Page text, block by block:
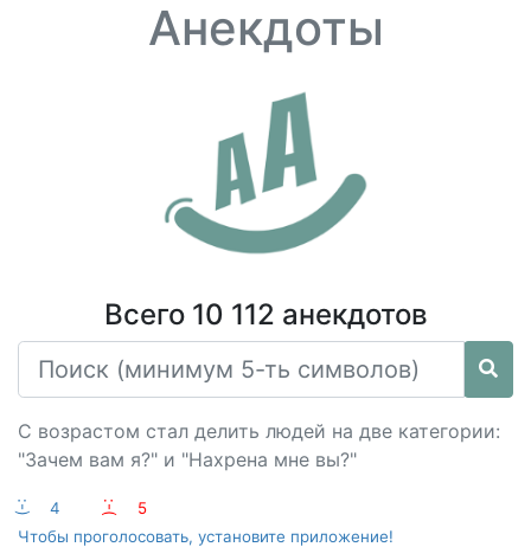
Анекдоты
Всего 10 112 анекдотов
С возрастом стал делить людей на две категории:
"Зачем вам я?" и "Нахрена мне вы?"
:-) 4 :-(
5
Чтобы проголосовать, установите приложение!